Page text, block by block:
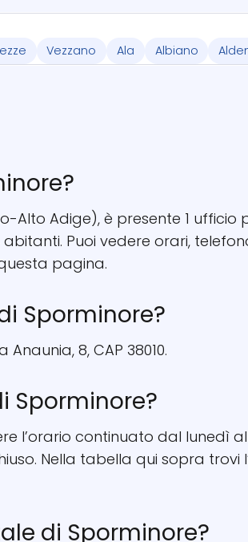
Vezzano Ala Albiano
Alto Adige), è presente 1 ufficio
abitanti. Puoi vedere orari,
pagina.
Sporminore?
8, CAP 38010.
Sporminore?
l’orario continuato dal lunedì al
Nella tabella qui sopra trovi
di Sporminore?